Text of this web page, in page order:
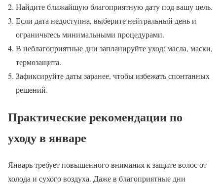
Найдите ближайшую благоприятную дату под вашу цель.
Если дата недоступна, выберите нейтральный день и
ограничьтесь минимальными процедурами.
В неблагоприятные дни запланируйте уход: масла, маски,
термозащита.
Зафиксируйте даты заранее, чтобы избежать спонтанных
решений.
Практические рекомендации по
уходу в январе
Январь требует повышенного внимания к защите волос от
холода и сухого воздуха. Даже в благоприятные дни